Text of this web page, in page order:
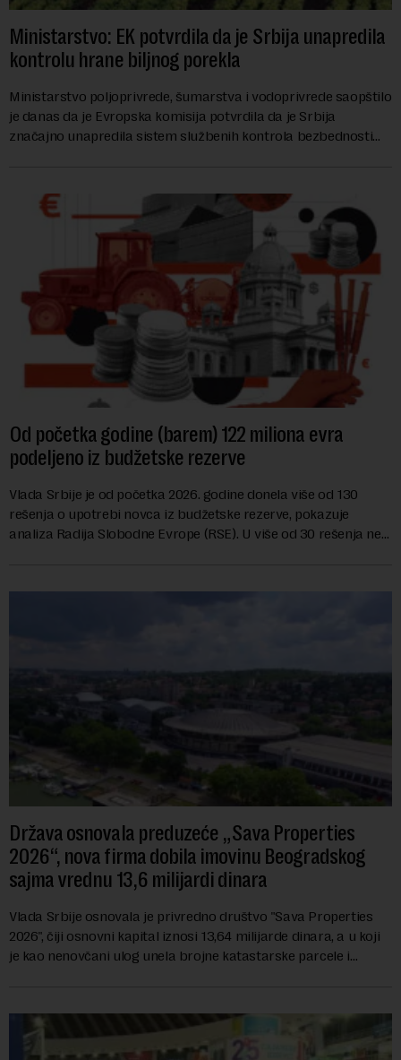
Ministarstvo: EK potvrdila da je Srbija unapredila
kontrolu hrane biljnog porekla
Ministarstvo poljoprivrede, šumarstva i vodoprivrede saopštilo
je danas da je Evropska komisija potvrdila da je Srbija
značajno unapredila sistem službenih kontrola bezbednosti
Od početka godine (barem) 122 miliona evra
podeljeno iz budžetske rezerve
Vlada Srbije je od početka 2026. godine donela više od 130
rešenja o upotrebi novca iz budžetske rezerve, pokazuje
analiza Radija Slobodne Evrope (RSE). U više od 30 rešenja ne
Država osnovala preduzeće „Sava Properties
2026“, nova firma dobila imovinu Beogradskog
sajma vrednu 13,6 milijardi dinara
Vlada Srbije osnovala je privredno društvo "Sava Properties
2026", čiji osnovni kapital iznosi 13,64 milijarde dinara, a u koji
je kao nenovčani ulog unela brojne katastarske parcele i